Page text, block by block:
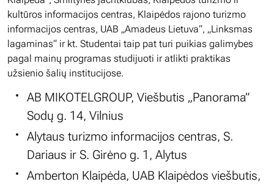
kultūros informacijos centras, Klaipėdos rajono turizmo
informacijos centras, UAB „Amadeus Lietuva“, „Linksmas
lagaminas“ ir kt. Studentai taip pat turi puikias galimybes
pagal mainų programas studijuoti ir atlikti praktikas
užsienio šalių institucijose.
AB MIKOTELGROUP, Viešbutis „Panorama”
Sodų g. 14, Vilnius
Alytaus turizmo informacijos centras, S.
Dariaus ir S. Girėno g. 1, Alytus
Amberton Klaipėda, UAB Klaipėdos viešbutis,